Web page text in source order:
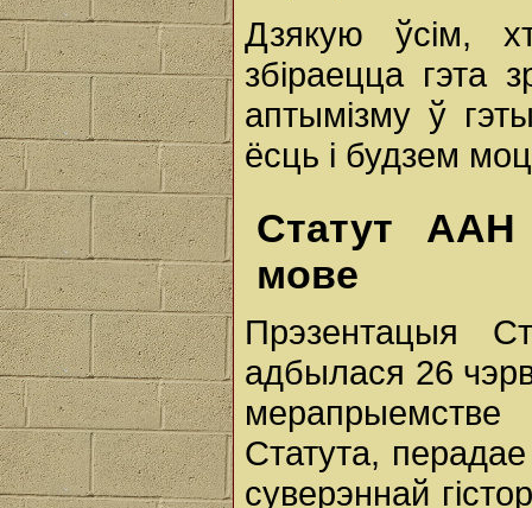
Дзякую ўсім,
збіраецца гэта
аптымізму ў
ёсць і будзем
Статут ААН
мове
Прэзентацыя
адбылася 26
Статута,
суверэннай